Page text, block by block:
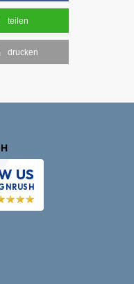
teilen
drucken
US